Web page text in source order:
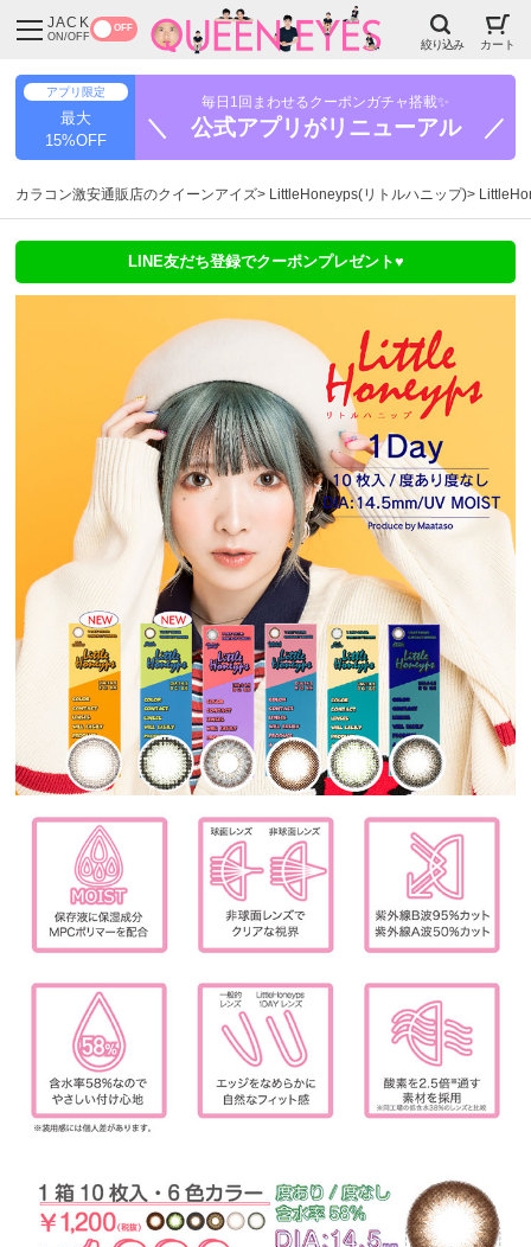
JACK
ON/OFF
OFF
絞り込み カート
アプリ限定
最大
15%OFF
毎日1回まわせるクーポンガチャ搭載✨
＼ 公式アプリがリニューアル ／
カラコン激安通販店のクイーンアイズ LittleHoneyps(リトルハニップ)
LINE友だち登録でクーポンプレゼント♥